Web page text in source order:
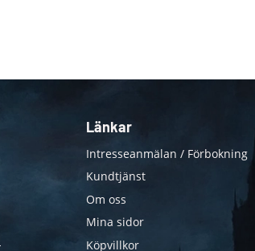
Länkar
Intresseanmälan / Förbokning
Kundtjänst
Om oss
Mina sidor
Köpvillkor